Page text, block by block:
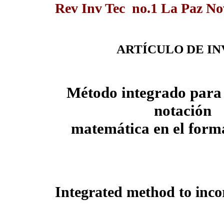
Rev Inv Tec no.1 La Paz
ARTÍCULO DE
Método integrado
notación
matemática en el
Integrated method to